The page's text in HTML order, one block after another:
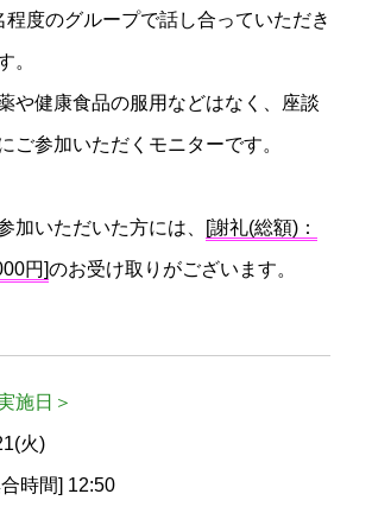
程度のグループで話し合っていただき
。
や健康食品の服用などはなく、座談
ご参加いただくモニターです。
加いただいた方には、 [謝礼(総額)：
円]のお受け取りがございます。
施日＞
火)
時間] 12:50